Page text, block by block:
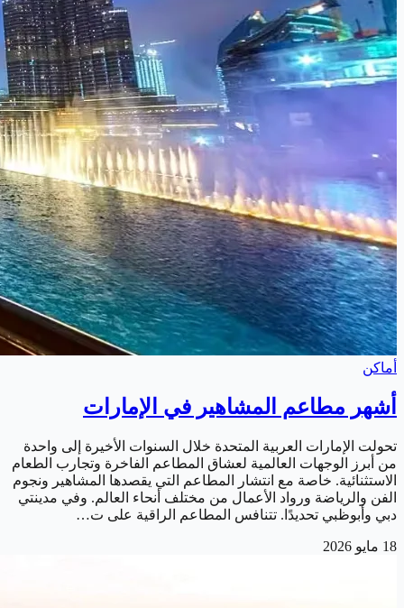
أماكن
أشهر مطاعم المشاهير في الإمارات
تحولت الإمارات العربية المتحدة خلال السنوات الأخيرة إلى واحدة
من أبرز الوجهات العالمية لعشاق المطاعم الفاخرة وتجارب الطعام
الاستثنائية. خاصة مع انتشار المطاعم التي يقصدها المشاهير ونجوم
الفن والرياضة ورواد الأعمال من مختلف أنحاء العالم. وفي مدينتي
دبي وأبوظبي تحديدًا. تتنافس المطاعم الراقية على ت…
18 مايو 2026